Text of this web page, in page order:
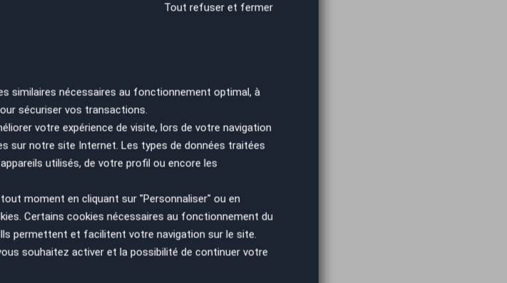
) a partir de
Tout refuser et fermer
similaires nécessaires au fonctionnement optimal, à
sécuriser vos transactions.
votre expérience de visite, lors de votre navigation
sur notre site Internet. Les types de données traitées
utilisés, de votre profil ou encore les
moment en cliquant sur "Personnaliser" ou en
. Certains cookies nécessaires au fonctionnement du
permettent et facilitent votre navigation sur le site.
souhaitez activer et la possibilité de continuer votre